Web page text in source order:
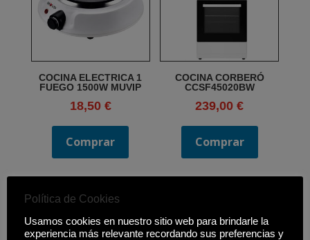
COCINA ELECTRICA 1
FUEGO 1500W MUVIP
18,50 €
Comprar
COCINA CORBERÓ
CCSF45020BW
239,00€
Comprar
Política de Cookies
Usamos cookies en nuestro sitio web para brindarle la
experiencia más relevante recordando sus preferencias y